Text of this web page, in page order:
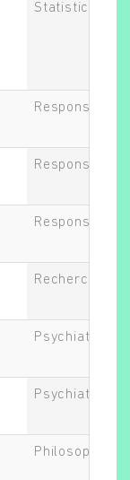
Statisticien.ne
Responsable
Responsable
Responsable
Recherche
Psychiatre
Psychiatre
Philosophe